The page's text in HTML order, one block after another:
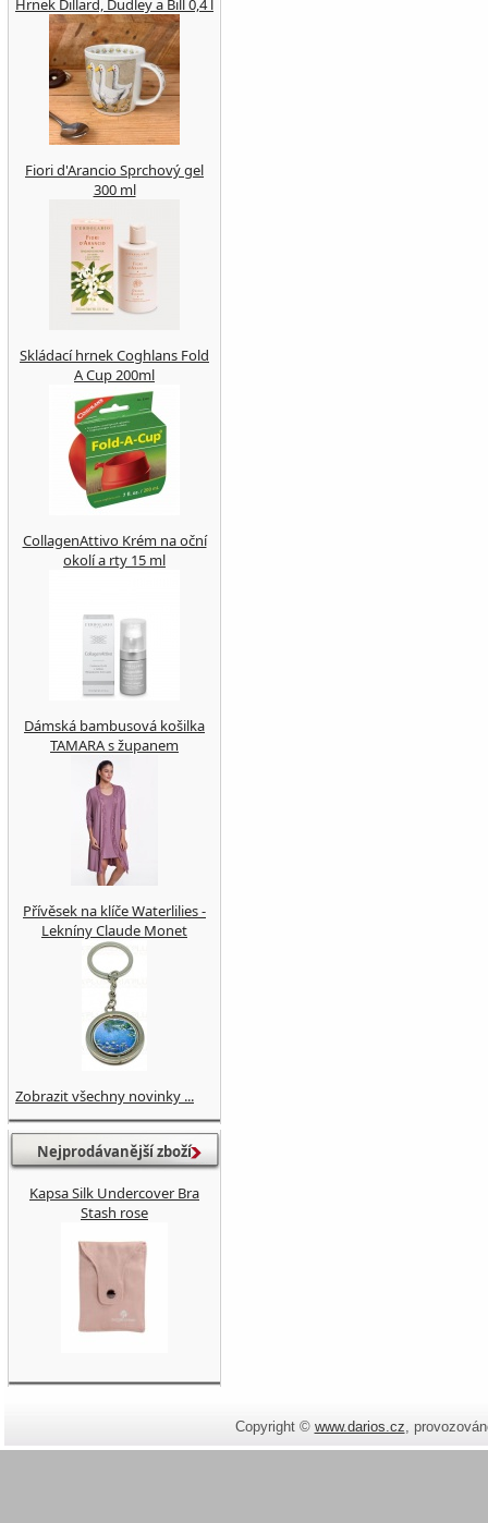
Hrnek Dillard, Dudley a Bill 0,4 l
Fiori d'Arancio Sprchový gel
300 ml
Skládací hrnek Coghlans Fold
A Cup 200ml
CollagenAttivo Krém na oční
okolí a rty 15 ml
Dámská bambusová košilka
TAMARA s županem
Přívěsek na klíče Waterlilies -
Lekníny Claude Monet
Zobrazit všechny novinky ...
Nejprodávanější zboží
Kapsa Silk Undercover Bra
Stash rose
Copyright © www.darios.cz,